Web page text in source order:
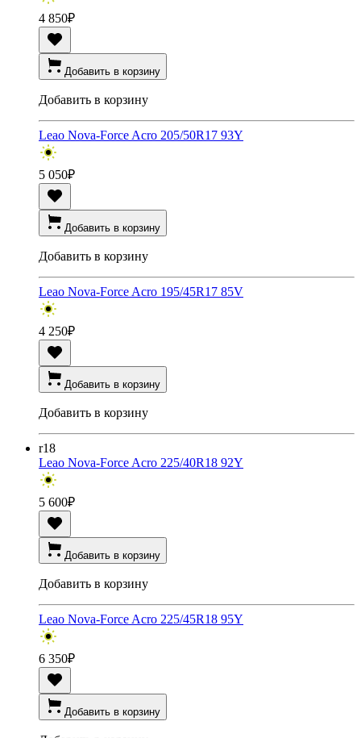
4 850₽
Добавить в корзину
Добавить в корзину
Leao Nova-Force Acro 205/50R17 93Y
5 050₽
Добавить в корзину
Добавить в корзину
Leao Nova-Force Acro 195/45R17 85V
4 250₽
Добавить в корзину
Добавить в корзину
r18
Leao Nova-Force Acro 225/40R18 92Y
5 600₽
Добавить в корзину
Добавить в корзину
Leao Nova-Force Acro 225/45R18 95Y
6 350₽
Добавить в корзину